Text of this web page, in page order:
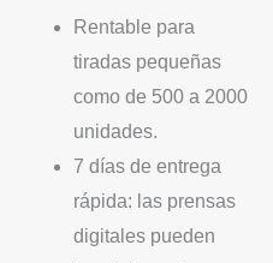
Rentable para
tiradas pequeñas
como de 500 a 2000
unidades.
7 días de entrega
rápida: las prensas
digitales pueden